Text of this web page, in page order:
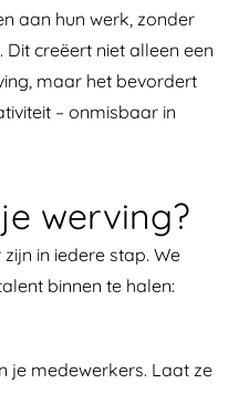
aan hun werk, zonder
creëert niet alleen een
maar het bevordert
– onmisbaar in
werving?
in iedere stap. We
binnen te halen:
je medewerkers. Laat ze